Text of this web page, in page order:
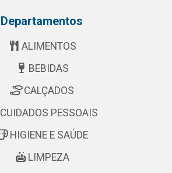
Departamentos
ALIMENTOS
BEBIDAS
CALÇADOS
CUIDADOS PESSOAIS
HIGIENE E SAÚDE
LIMPEZA